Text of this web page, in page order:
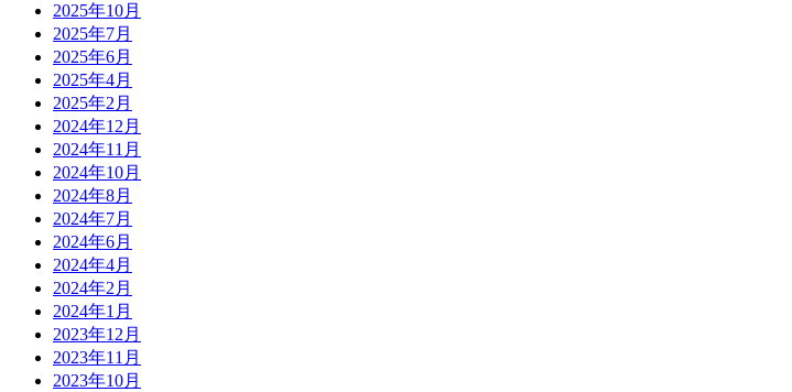
2025年10月
2025年7月
2025年6月
2025年4月
2025年2月
2024年12月
2024年11月
2024年10月
2024年8月
2024年7月
2024年6月
2024年4月
2024年2月
2024年1月
2023年12月
2023年11月
2023年10月